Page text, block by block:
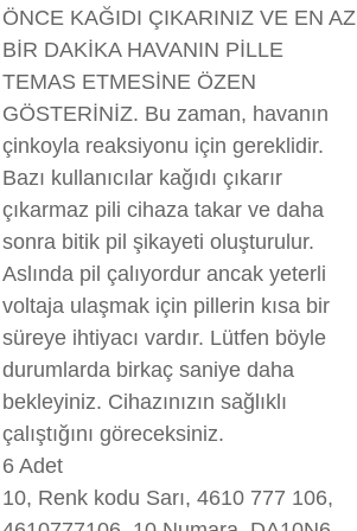
ÖNCE KAĞIDI ÇIKARINIZ VE EN AZ
BİR DAKİKA HAVANIN PİLLE
TEMAS ETMESİNE ÖZEN
GÖSTERİNİZ. Bu zaman, havanın
çinkoyla reaksiyonu için gereklidir.
Bazı kullanıcılar kağıdı çıkarır
çıkarmaz pili cihaza takar ve daha
sonra bitik pil şikayeti oluşturulur.
Aslında pil çalıyordur ancak yeterli
voltaja ulaşmak için pillerin kısa bir
süreye ihtiyacı vardır. Lütfen böyle
durumlarda birkaç saniye daha
bekleyiniz. Cihazınızın sağlıklı
çalıştığını göreceksiniz.
6 Adet
10, Renk kodu Sarı, 4610 777 106,